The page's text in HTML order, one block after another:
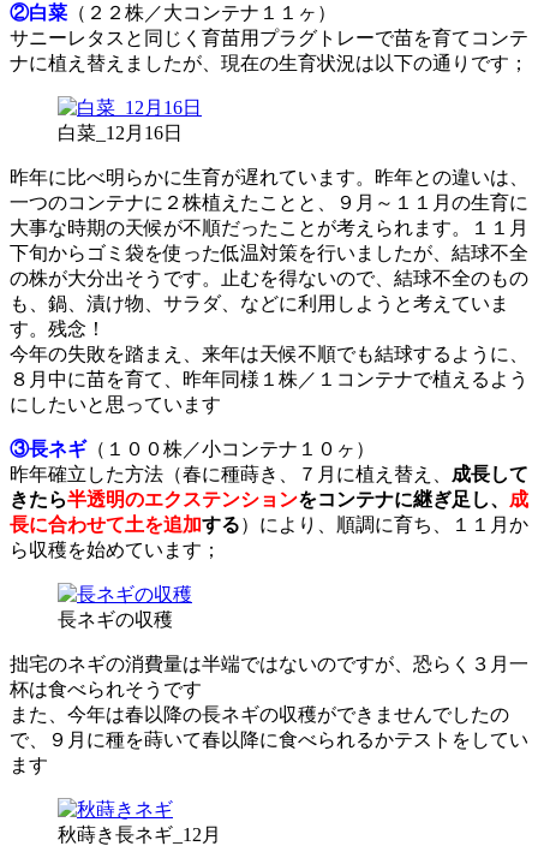
②白菜 （２２株／大コンテナ１１ヶ）
サニーレタスと同じく育苗用プラグトレーで苗を育てコンテ
ナに植え替えましたが、現在の生育状況は以下の通りです；
白菜_12月16日
昨年に比べ明らかに生育が遅れています。昨年との違いは、
一つのコンテナに２株植えたことと、９月～１１月の生育に
大事な時期の天候が不順だったことが考えられます。１１月
下旬からゴミ袋を使った低温対策を行いましたが、結球不全
の株が大分出そうです。止むを得ないので、結球不全のもの
も、鍋、漬け物、サラダ、などに利用しようと考えていま
す。残念！
今年の失敗を踏まえ、来年は天候不順でも結球するように、
８月中に苗を育て、昨年同様１株／１コンテナで植えるよう
にしたいと思っています
③長ネギ（１００株／小コンテナ１０ヶ）
昨年確立した方法（春に種蒔き、７月に植え替え、 成長して
きたら半透明のエクステンションをコンテナに継ぎ足し、 成
長に合わせて土を追加する）により、順調に育ち、１１月か
ら収穫を始めています；
長ネギの収穫
拙宅のネギの消費量は半端ではないのですが、恐らく３月一
杯は食べられそうです
また、今年は春以降の長ネギの収穫ができませんでしたの
で、９月に種を蒔いて春以降に食べられるかテストをしてい
ます
秋蒔き長ネギ_12月